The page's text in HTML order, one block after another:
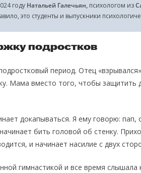
году Натальей Галечьян, психологом из
это студенты и выпускники
подростков
период. Отец
Мама вместо того, чтобы защитить
докапываться. Я ему говорю: пап,
бить головой об стенку.
и начинает насилие с двух
гимнастикой и все время